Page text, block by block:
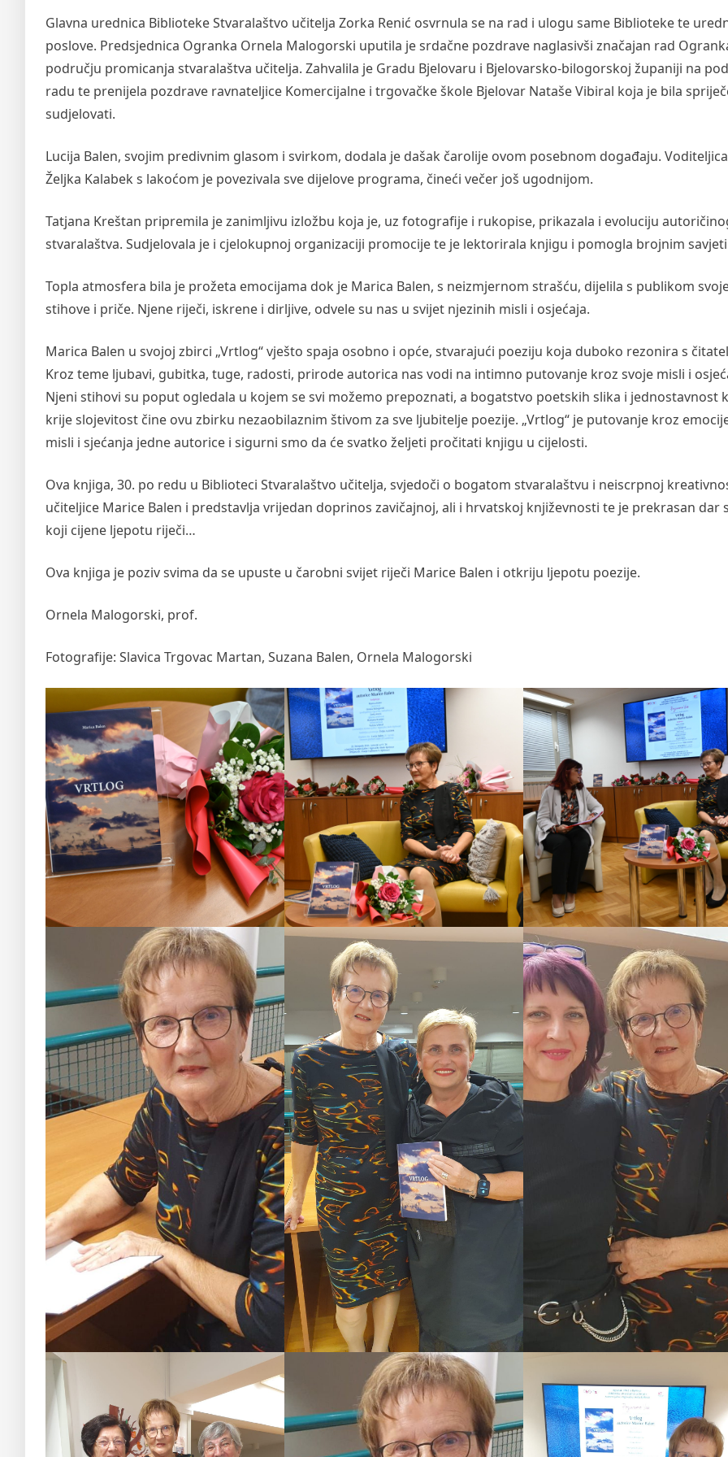
Glavna urednica Biblioteke Stvaralaštvo učitelja Zorka Renić osvrnula se na rad i ulogu same Biblioteke te
poslove. Predsjednica Ogranka Ornela Malogorski uputila je srdačne pozdrave naglasivši značajan rad
području promicanja stvaralaštva učitelja. Zahvalila je Gradu Bjelovaru i Bjelovarsko-bilogorskoj županiji na
radu te prenijela pozdrave ravnateljice Komercijalne i trgovačke škole Bjelovar Nataše Vibiral koja je bila
sudjelovati.
Lucija Balen, svojim predivnim glasom i svirkom, dodala je dašak čarolije ovom posebnom događaju. Voditeljica
Željka Kalabek s lakoćom je povezivala sve dijelove programa, čineći večer još ugodnijom.
Tatjana Kreštan pripremila je zanimljivu izložbu koja je, uz fotografije i rukopise, prikazala i evoluciju
stvaralaštva. Sudjelovala je i cjelokupnoj organizaciji promocije te je lektorirala knjigu i pomogla brojnim
Topla atmosfera bila je prožeta emocijama dok je Marica Balen, s neizmjernom strašću, dijelila s publikom
stihove i priče. Njene riječi, iskrene i dirljive, odvele su nas u svijet njezinih misli i osjećaja.
Marica Balen u svojoj zbirci „Vrtlog“ vješto spaja osobno i opće, stvarajući poeziju koja duboko rezonira s
Kroz teme ljubavi, gubitka, tuge, radosti, prirode autorica nas vodi na intimno putovanje kroz svoje misli i
Njeni stihovi su poput ogledala u kojem se svi možemo prepoznati, a bogatstvo poetskih slika i jednostavnost
krije slojevitost čine ovu zbirku nezaobilaznim štivom za sve ljubitelje poezije. „Vrtlog“ je putovanje kroz
misli i sjećanja jedne autorice i sigurni smo da će svatko željeti pročitati knjigu u cijelosti.
Ova knjiga, 30. po redu u Biblioteci Stvaralaštvo učitelja, svjedoči o bogatom stvaralaštvu i neiscrpnoj
učiteljice Marice Balen i predstavlja vrijedan doprinos zavičajnoj, ali i hrvatskoj književnosti te je prekrasan dar
koji cijene ljepotu riječi…
Ova knjiga je poziv svima da se upuste u čarobni svijet riječi Marice Balen i otkriju ljepotu poezije.
Ornela Malogorski, prof.
Fotografije: Slavica Trgovac Martan, Suzana Balen, Ornela Malogorski